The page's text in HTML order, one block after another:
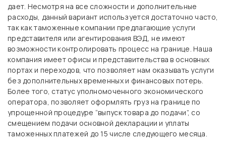
дает. Несмотря на все сложности и дополнительные
расходы, данный вариант используется достаточно часто,
так как таможенные компании предлагающие услуги
представителя или агентирования ВЭД, не имеют
возможности контролировать процесс на границе. Наша
компания имеет офисы и представительства в основных
портах и переходов, что позволяет нам оказывать услуги
без дополнительных временных и финансовых потерь.
Более того, статус уполномоченного экономического
оператора, позволяет оформлять груз на границе по
упрощенной процедуре “выпуск товара до подачи”, со
смещением подачи основной декларации и уплаты
таможенных платежей до 15 числе следующего месяца.